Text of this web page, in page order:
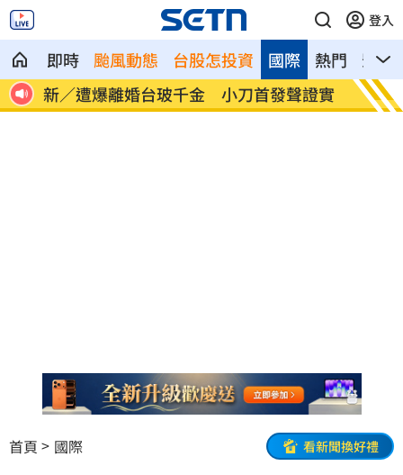
登入
即時 颱風動態 台股怎投資 熱門 影音
國際
碰
新／遭爆離婚台玻千金 小刀首發聲證實
白海
曝
首頁 國際 看新聞換好禮